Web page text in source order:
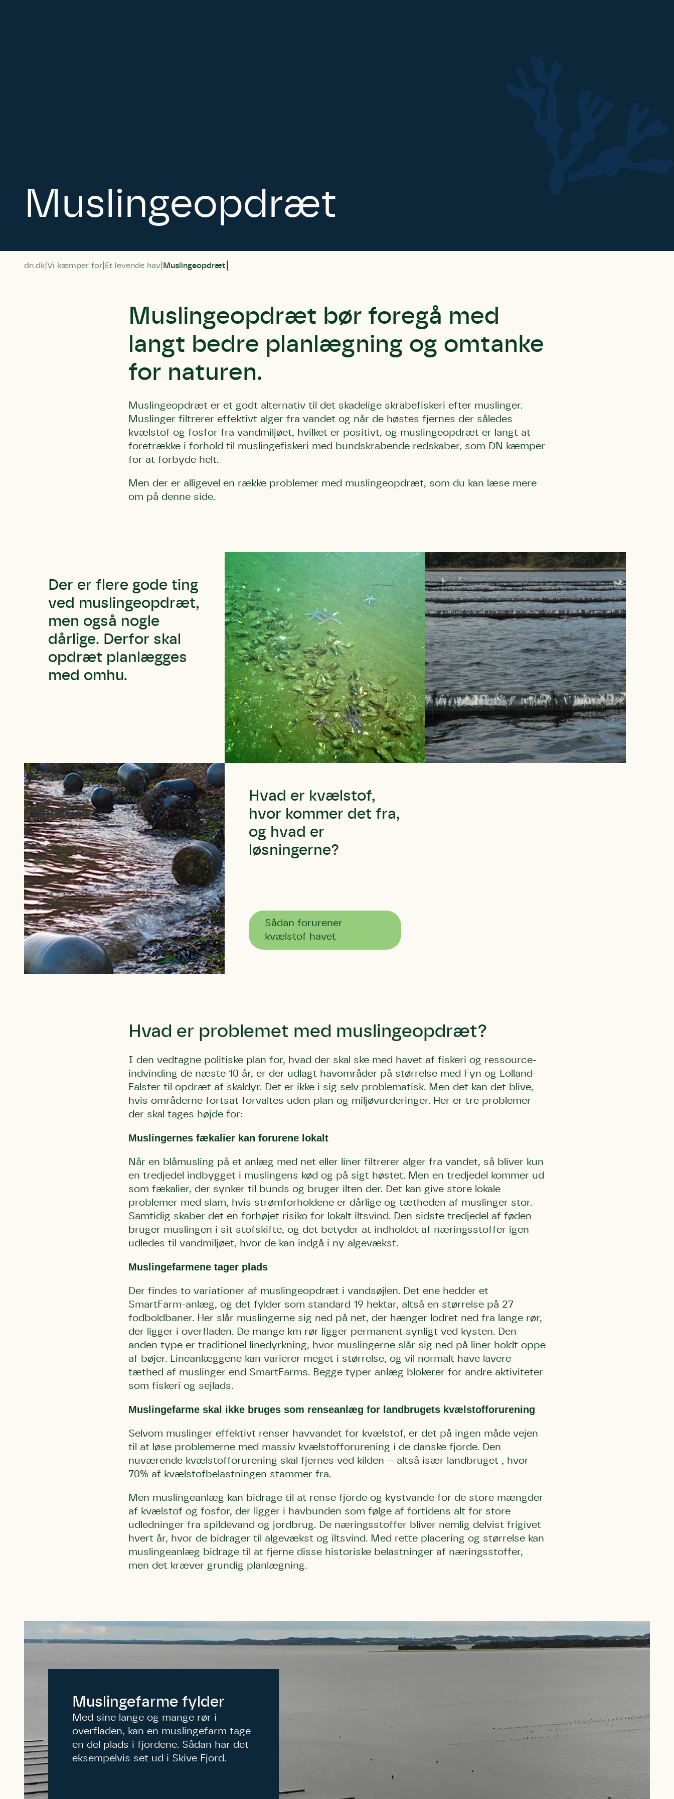
Muslingeopdræt
dn.dk Vi kæmper for Et levende hav Muslingeopdræt
Muslingeopdræt bør foregå med
langt bedre planlægning og omtanke
for naturen.
Muslingeopdræt er et godt alternativ til det skadelige skrabefiskeri efter muslinger.
Muslinger filtrerer effektivt alger fra vandet og når de høstes fjernes der således
kvælstof og fosfor fra vandmiljøet, hvilket er positivt, og muslingeopdræt er langt at
foretrække i forhold til muslingefiskeri med bundskrabende redskaber, som DN kæmper
for at forbyde helt.
Men der er alligevel en række problemer med muslingeopdræt, som du kan læse mere
om på denne side.
Der er flere gode ting
ved muslingeopdræt,
men også nogle
dårlige. Derfor skal
opdræt planlægges
med omhu.
Hvad er kvælstof,
hvor kommer det fra,
og hvad er
løsningerne?
Sådan forurener
kvælstof havet
Hvad er problemet med muslingeopdræt?
I den vedtagne politiske plan for, hvad der skal ske med havet af fiskeri og ressource-
indvinding de næste 10 år, er der udlagt havområder på størrelse med Fyn og Lolland-
Falster til opdræt af skaldyr. Det er ikke i sig selv problematisk. Men det kan det blive,
hvis områderne fortsat forvaltes uden plan og miljøvurderinger. Her er tre problemer
der skal tages højde for:
Muslingernes fækalier kan forurene lokalt
Når en blåmusling på et anlæg med net eller liner filtrerer alger fra vandet, så bliver kun
en tredjedel indbygget i muslingens kød og på sigt høstet. Men en tredjedel kommer ud
som fækalier, der synker til bunds og bruger ilten der. Det kan give store lokale
problemer med slam, hvis strømforholdene er dårlige og tætheden af muslinger stor.
Samtidig skaber det en forhøjet risiko for lokalt iltsvind. Den sidste tredjedel af føden
bruger muslingen i sit stofskifte, og det betyder at indholdet af næringsstoffer igen
udledes til vandmiljøet, hvor de kan indgå i ny algevækst.
Muslingefarmene tager plads
Der findes to variationer af muslingeopdræt i vandsøjlen. Det ene hedder et
SmartFarm-anlæg, og det fylder som standard 19 hektar, altså en størrelse på 27
fodboldbaner. Her slår muslingerne sig ned på net, der hænger lodret ned fra lange rør,
der ligger i overfladen. De mange km rør ligger permanent synligt ved kysten. Den
anden type er traditionel linedyrkning, hvor muslingerne slår sig ned på liner holdt oppe
af bøjer. Lineanlæggene kan varierer meget i størrelse, og vil normalt have lavere
tæthed af muslinger end SmartFarms. Begge typer anlæg blokerer for andre aktiviteter
som fiskeri og sejlads.
Muslingefarme skal ikke bruges som renseanlæg for landbrugets kvælstofforurening
Selvom muslinger effektivt renser havvandet for kvælstof, er det på ingen måde vejen
til at løse problemerne med massiv kvælstofforurening i de danske fjorde. Den
nuværende kvælstofforurening skal fjernes ved kilden – altså især landbruget , hvor
70% af kvælstofbelastningen stammer fra.
Men muslingeanlæg kan bidrage til at rense fjorde og kystvande for de store mængder
af kvælstof og fosfor, der ligger i havbunden som følge af fortidens alt for store
udledninger fra spildevand og jordbrug. De næringsstoffer bliver nemlig delvist frigivet
hvert år, hvor de bidrager til algevækst og iltsvind. Med rette placering og størrelse kan
muslingeanlæg bidrage til at fjerne disse historiske belastninger af næringsstoffer,
men det kræver grundig planlægning.
Muslingefarme fylder
Med sine lange og mange rør i
overfladen, kan en muslingefarm tage
en del plads i fjordene. Sådan har det
eksempelvis set ud i Skive Fjord.
Hjørring
Danmarks Naturfredningsforening må
samt fremtidige underskriftindsamlinger
og andre støttemuligheder. Jeg kan til
enhver tid tilbagekalde dette samtykke
ved at kontakte persondata@dn.dk
Endelig er kvashegnet også
et godt hjem for jordhumle,
af de danske humlebiarter.
Den store humlebi – eller
brumbasse som mange
kalder den.
Andet punkt
Humlebier bestøver effektivt
have.
Email
Danmarks Naturfredningsforening må gerne kontakte
mig med nyt om sagen samt fremtidige
underskriftindsamlinger og andre støttemuligheder.
Jeg kan til enhver tid tilbagekalde dette samtykke ved
at kontakte persondata@dn.dk
Skriv under nu
Danmarks Naturfredningsforening må gerne
kontakte mig med nyt om sagen samt
fremtidige underskriftindsamlinger og andre
støttemuligheder. Jeg kan til enhver tid
tilbagekalde dette samtykke ved at kontakte
persondata@dn.dk